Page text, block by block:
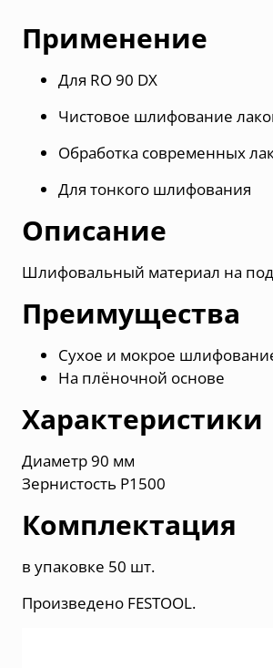
Применение
Для RO 90 DX
Чистовое шлифование
Обработка современных
Для тонкого шлифования
Описание
Шлифовальный материал на
Преимущества
Сухое и мокрое
На плёночной основе
Характеристики
Диаметр 90 мм
Зернистость P1500
Комплектация
в упаковке 50 шт.
Произведено FESTOOL.